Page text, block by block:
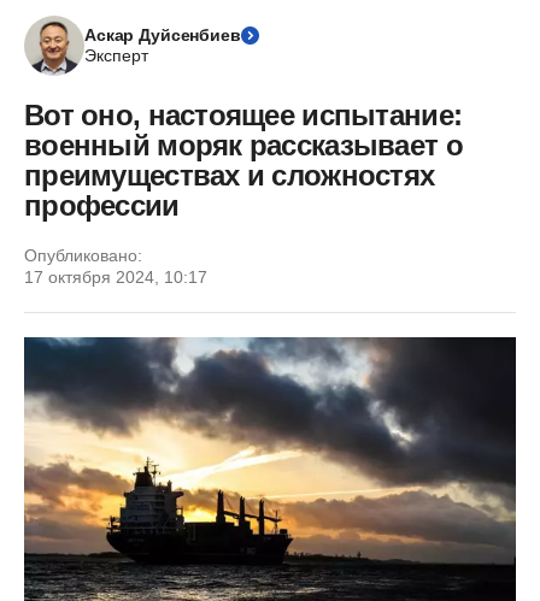
Аскар Дуйсенбиев
Эксперт
Вот оно, настоящее испытание:
военный моряк рассказывает о
преимуществах и сложностях
профессии
Опубликовано:
17 октября 2024, 10:17